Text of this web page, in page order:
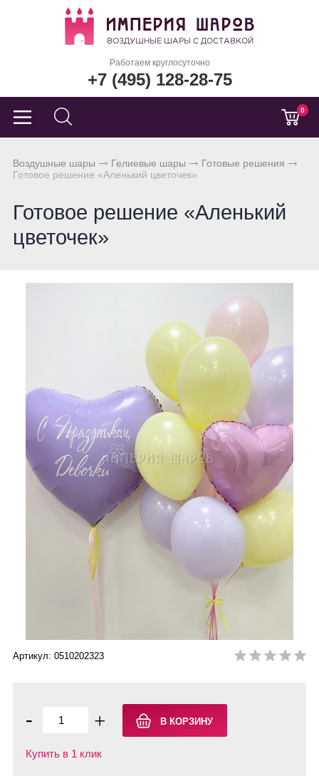
Работаем круглосуточно
+7 (495) 128-28-75
0
Воздушные шары Гелиевые шары
Готовые решения
Готовое решение «Аленький цветочек»
Готовое решение «Аленький
цветочек»
Артикул: 0510202323
- +
Купить в 1 клик